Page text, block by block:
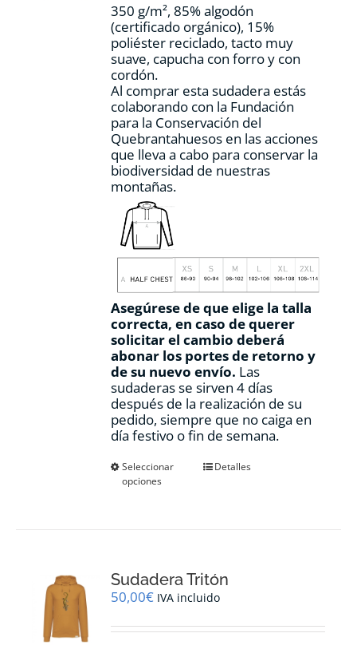
350 g/m², 85% algodón
(certificado orgánico), 15%
poliéster reciclado, tacto muy
suave, capucha con forro y con
cordón.
Al comprar esta sudadera estás
colaborando con la Fundación
para la Conservación del
Quebrantahuesos en las acciones
que lleva a cabo para conservar la
biodiversidad de nuestras
montañas.
Asegúrese de que elige la talla
correcta, en caso de querer
solicitar el cambio deberá
abonar los portes de retorno y
de su nuevo envío. Las
sudaderas se sirven 4 días
después de la realización de su
pedido, siempre que no caiga en
día festivo o fin de semana.
Seleccionar
opciones
Este
se
pueden
en
Detalles
Sudadera Tritón
50,00€ IVA incluido